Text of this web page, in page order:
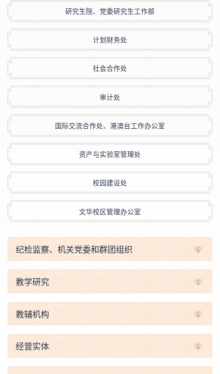
研究生院、党委研究生工作部
计划财务处
社会合作处
审计处
国际交流合作处、港澳台工作办公室
资产与实验室管理处
校园建设处
文华校区管理办公室
纪检监察、机关党委和群团组织
教学研究
教辅机构
经营实体